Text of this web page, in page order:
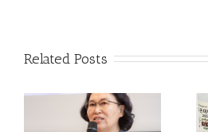
Related Posts